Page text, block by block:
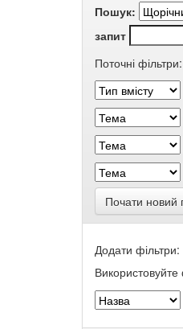
Пошук:
запит
Поточні фільтри:
Почати новий
Додати фільтри:
Використовуйте